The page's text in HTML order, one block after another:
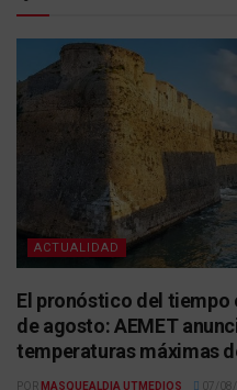
ACTUALIDAD
El pronóstico del tiempo
de agosto: AEMET
temperaturas máximas
POR MASQUEALDIA UTMEDIOS 07/